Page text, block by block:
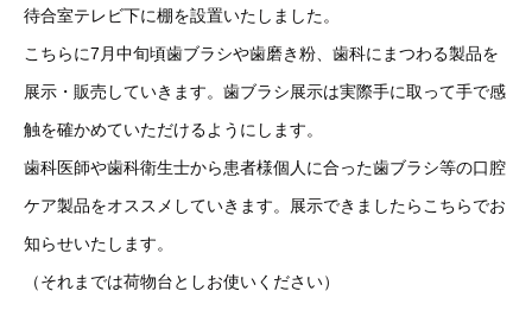
待合室テレビ下に棚を設置いたしました。
こちらに7月中旬頃歯ブラシや歯磨き粉、歯科にまつわる製品を
展示・販売していきます。歯ブラシ展示は実際手に取って手で感
触を確かめていただけるようにします。
歯科医師や歯科衛生士から患者様個人に合った歯ブラシ等の口腔
ケア製品をオススメしていきます。展示できましたらこちらでお
知らせいたします。
（それまでは荷物台としお使いください）